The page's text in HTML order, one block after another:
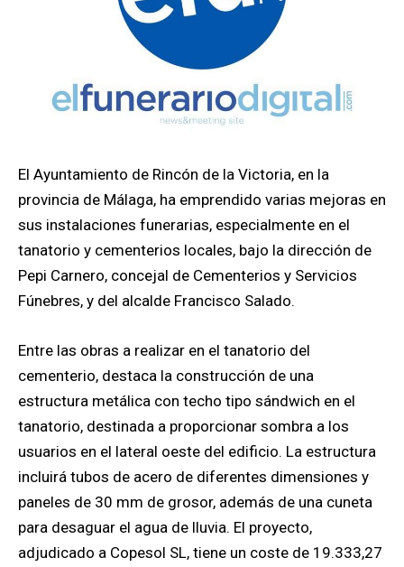
El Ayuntamiento de Rincón de la Victoria, en la
provincia de Málaga, ha emprendido varias mejoras en
sus instalaciones funerarias, especialmente en el
tanatorio y cementerios locales, bajo la dirección de
Pepi Carnero, concejal de Cementerios y Servicios
Fúnebres, y del alcalde Francisco Salado.
Entre las obras a realizar en el tanatorio del
cementerio, destaca la construcción de una
estructura metálica con techo tipo sándwich en el
tanatorio, destinada a proporcionar sombra a los
usuarios en el lateral oeste del edificio. La estructura
incluirá tubos de acero de diferentes dimensiones y
paneles de 30 mm de grosor, además de una cuneta
para desaguar el agua de lluvia. El proyecto,
adjudicado a Copesol SL, tiene un coste de 19.333,27